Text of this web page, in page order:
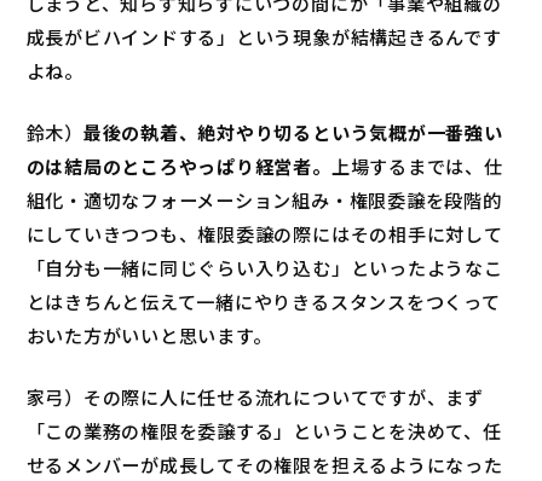
成長がビハインドする」という現象が結構起きるんです
よね。
鈴木） 最後の執着、絶対やり切るという気概が一番強い
のは結局のところやっぱり経営者。
上場するまでは、仕
組化・適切なフォーメーション組み・権限委譲を段階的
にしていきつつも、権限委譲の際にはその相手に対して
「自分も一緒に同じぐらい入り込む」といったようなこ
とはきちんと伝えて一緒にやりきるスタンスをつくって
おいた方がいいと思います。
家弓）その際に人に任せる流れについてですが、まず
「この業務の権限を委譲する」ということを決めて、任
せるメンバーが成長してその権限を担えるようになった